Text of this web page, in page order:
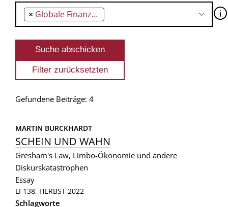
× Globale Finanzmärkte 🛈
Gefundene Beiträge: 4
MARTIN BURCKHARDT
SCHEIN UND WAHN
Gresham's Law, Limbo-Ökonomie und andere
Diskurskatastrophen
Essay
LI 138, HERBST 2022
Schlagworte